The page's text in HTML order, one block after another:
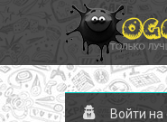
Войти на